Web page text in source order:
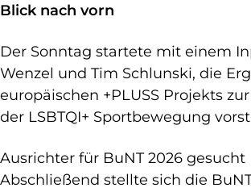
Blick nach vorn
Der Sonntag startete mit einem
Wenzel und Tim Schlunski, die
europäischen +PLUSS Projekts
der LSBTQI+ Sportbewegung
Ausrichter für BuNT 2026 gesucht
Abschließend stellte sich die